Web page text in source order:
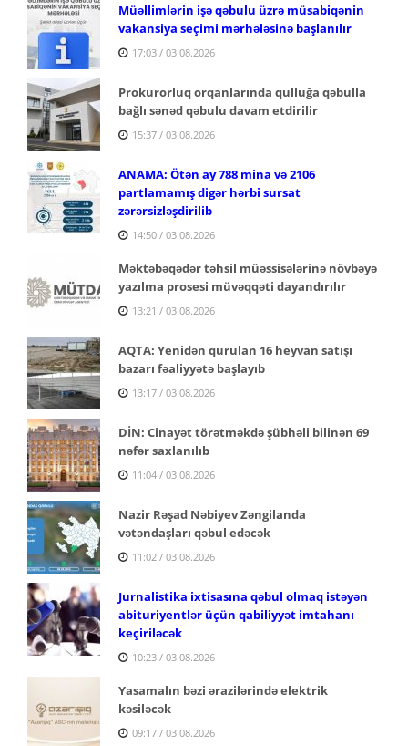
Müəllimlərin işə qəbulu üzrə müsabiqənin
vakansiya seçimi mərhələsinə başlanılır
17:03 / 03.08.2026
Prokurorluq orqanlarında qulluğa qəbulla
bağlı sənəd qəbulu davam etdirilir
15:37 / 03.08.2026
ANAMA: Ötən ay 788 mina və 2106
partlamamış digər hərbi sursat
zərərsizləşdirilib
14:50 / 03.08.2026
Məktəbəqədər təhsil müəssisələrinə növbəyə
yazılma prosesi müvəqqəti dayandırılır
13:21 / 03.08.2026
AQTA: Yenidən qurulan 16 heyvan satışı
bazarı fəaliyyətə başlayıb
13:17 / 03.08.2026
DİN: Cinayət törətməkdə şübhəli bilinən 69
nəfər saxlanılıb
11:04 / 03.08.2026
Nazir Rəşad Nəbiyev Zəngilanda
vətəndaşları qəbul edəcək
11:02 / 03.08.2026
Jurnalistika ixtisasına qəbul olmaq istəyən
abituriyentlər üçün qabiliyyət imtahanı
keçiriləcək
10:23 / 03.08.2026
Yasamalın bəzi ərazilərində elektrik
kəsiləcək
09:17 / 03.08.2026